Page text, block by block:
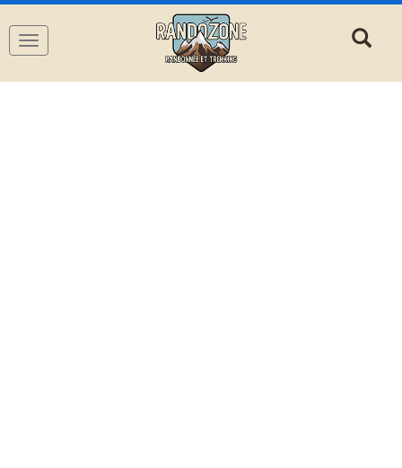
Navigation